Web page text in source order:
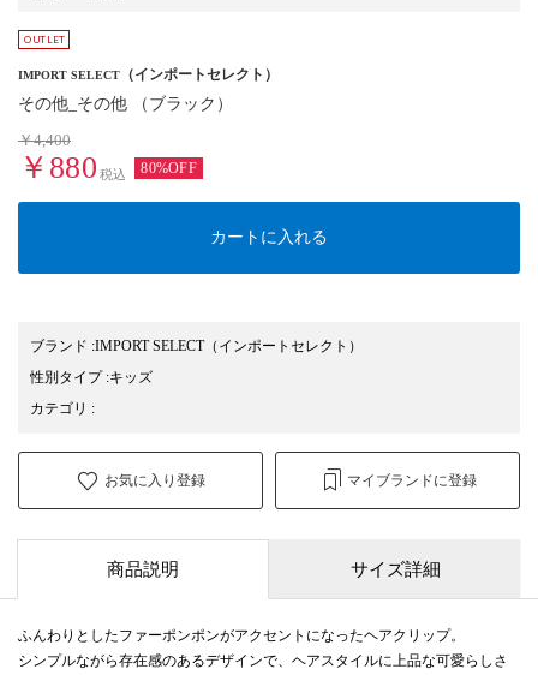
IMPORT SELECT （インポートセレクト）
その他_その他 （ブラック）
￥4,400
￥880 税込 80%OFF
カートに入れる
ブランド :IMPORT SELECT（インポートセレクト）
性別タイプ:キッズ
カテゴリ :
お気に入り登録 マイブランドに登録
商品説明 サイズ詳細
ふんわりとしたファーポンポンがアクセントになったヘアクリップ。
シンプルながら存在感のあるデザインで、ヘアスタイルに上品な可愛らしさ